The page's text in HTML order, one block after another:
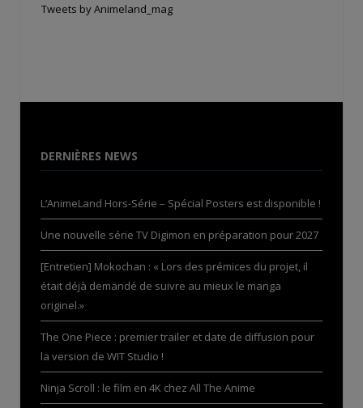
Tweets by Animeland_mag
DERNIÈRES NEWS
L’AnimeLand Hors-Série – Spécial Posters est disponible !
Une nouvelle série TV Digimon en préparation pour 2027
[Entretien] Mokochan : « Lors des prémices du projet, il
était déjà demandé de suivre au mieux le manga
originel.»
The One Piece : premier trailer et date de diffusion pour
la version de WIT Studio !
Ninja Scroll : le film en 4K chez All The Anime